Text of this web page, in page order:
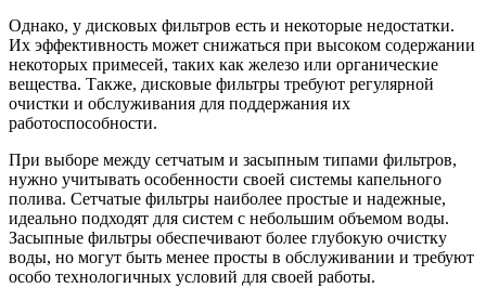
Однако, у дисковых фильтров есть и некоторые недостатки.
Их эффективность может снижаться при высоком содержании
некоторых примесей, таких как железо или органические
вещества. Также, дисковые фильтры требуют регулярной
очистки и обслуживания для поддержания их
работоспособности.
При выборе между сетчатым и засыпным типами фильтров,
нужно учитывать особенности своей системы капельного
полива. Сетчатые фильтры наиболее простые и надежные,
идеально подходят для систем с небольшим объемом воды.
Засыпные фильтры обеспечивают более глубокую очистку
воды, но могут быть менее просты в обслуживании и требуют
особо технологичных условий для своей работы.